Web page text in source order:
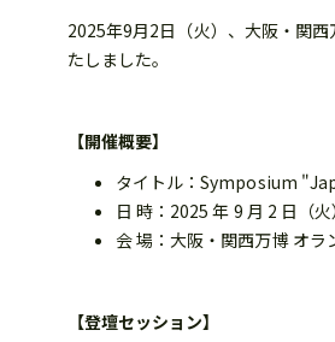
2025年9月2日（火）、大阪・関西
たしました。
【開催概要】
タイトル：Symposium
日 時：2025 年 9 月 2 日（
会 場：大阪・関西万博 オラ
【登壇セッション】